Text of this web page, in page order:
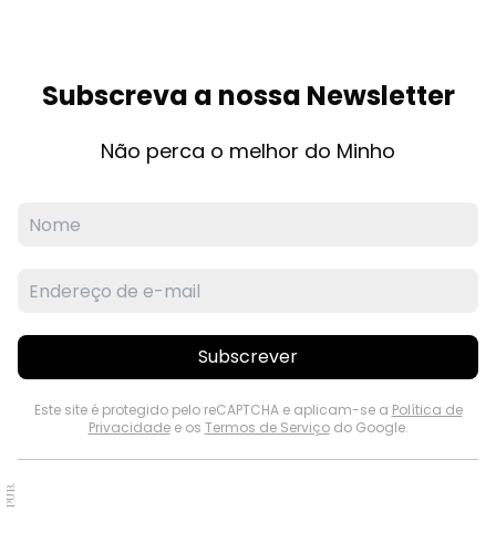
Subscreva a nossa Newsletter
Não perca o melhor do Minho
Subscrever
Este site é protegido pelo reCAPTCHA e aplicam-se a Política de
Privacidadee os Termos de Serviçodo Google.
PUB.